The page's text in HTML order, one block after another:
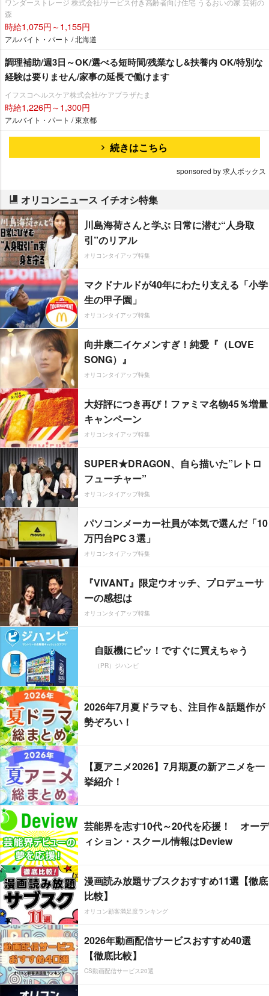
ワンダーストレージ 株式会社/サービス付き高齢者向け住宅 うるおいの家 芸術の
森
時給1,075円～1,155円
アルバイト・パート / 北海道
調理補助/週3日～OK/選べる短時間/残業なし&扶養内 OK/特別な
経験は要りません/家事の延長で働けます
イフスコヘルスケア株式会社/ケアプラザたま
時給1,226円～1,300円
アルバイト・パート / 東京都
続きはこちら
sponsored by 求人ボックス
オリコンニュース イチオシ特集
川島海荷さんと学ぶ 日常に潜む“人身取
引”のリアル
オリコンタイアップ特集
マクドナルドが40年にわたり支える「小学
生の甲子園」
オリコンタイアップ特集
向井康二イケメンすぎ！純愛『（LOVE
SONG）』
オリコンタイアップ特集
大好評につき再び！ファミマ名物45％増量
キャンペーン
オリコンタイアップ特集
SUPER★DRAGON、自ら描いた”レトロ
フューチャー”
オリコンタイアップ特集
パソコンメーカー社員が本気で選んだ「10
万円台PC３選」
オリコンタイアップ特集
『VIVANT』限定ウオッチ、プロデューサ
ーの感想は
オリコンタイアップ特集
自販機にピッ！ですぐに買えちゃう
（PR）ジハンピ
2026年7月夏ドラマも、注目作＆話題作が
勢ぞろい！
【夏アニメ2026】7月期夏の新アニメを一
挙紹介！
芸能界を志す10代～20代を応援！ オーデ
ィション・スクール情報はDeview
漫画読み放題サブスクおすすめ11選【徹底
比較】
オリコン顧客満足度ランキング
2026年動画配信サービスおすすめ40選
【徹底比較】
CS動画配信サービス20選